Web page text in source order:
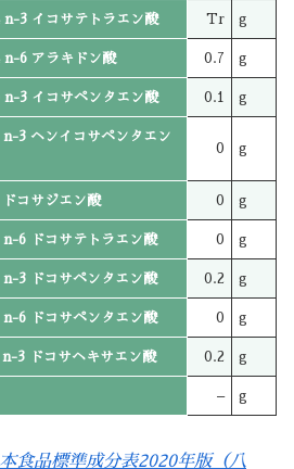
n-3 イコサテトラエン酸 Tr g
n-6 アラキドン酸 0.7 g
n-3 イコサペンタエン酸 0.1 g
n-3 ヘンイコサペンタエン
0 g
ドコサジエン酸 0 g
n-6 ドコサテトラエン酸 0 g
n-3 ドコサペンタエン酸 0.2 g
n-6 ドコサペンタエン酸 0 g
n-3 ドコサヘキサエン酸 0.2 g
– g
食品標準成分表2020年版（八